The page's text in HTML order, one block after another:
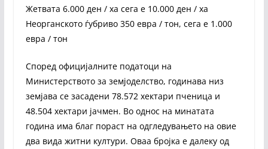
Жетвата 6.000 ден / ха сега е 10.000 ден / ха
Неорганското ѓубриво 350 евра / тон, сега е 1.000
евра / тон
Според официјалните податоци на
Министерството за земјоделство, годинава низ
земјава се засадени 78.572 хектари пченица и
48.504 хектари јачмен. Во однос на минатата
година има благ пораст на одгледувањето на овие
два вида житни култури. Оваа бројка е далеку од